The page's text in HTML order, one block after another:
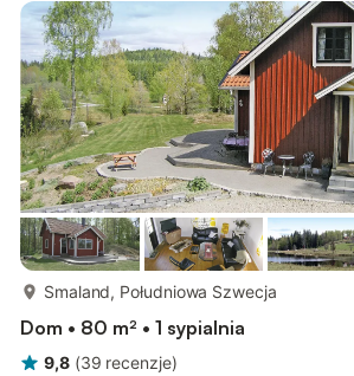
Smaland, Południowa Szwecja
Dom • 80 m² • 1 sypialnia
9,8 (39 recenzje)